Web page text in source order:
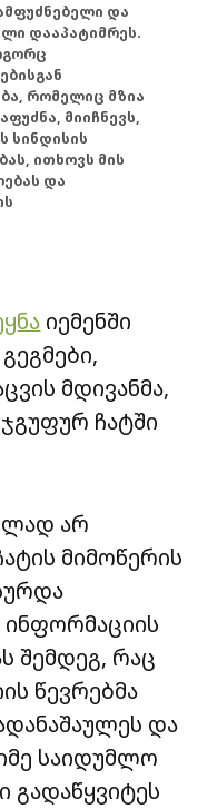
და
დააპატიმრეს.
რომელიც მზია
მიიჩნევს,
სინდისის
ითხოვს მის
და
იემენში
მდივანმა,
ჯგუფურ ჩატში
არ
მიმოწერის
შემდეგ, რაც
წევრებმა
და
საიდუმლო
გადაწყვიტეს